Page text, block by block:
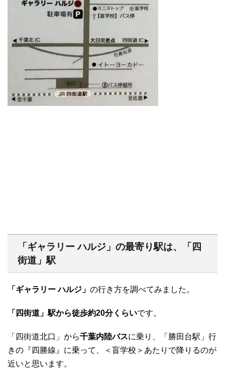
「ギャラリー ハルジ」の最寄り駅は、「四
街道」駅
「ギャラリー ハルジ」 の行き方を調べてみました。
「四街道」駅から徒歩約20分くらいです。
「四街道北口」から千葉内陸バスに乗り、「勝田台駅」行
きの『四勝線』に乗って、＜盲学校＞あたりで降りるのが
近いと思います。